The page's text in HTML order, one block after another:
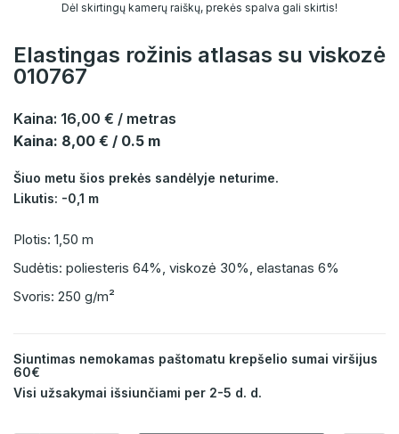
Dėl skirtingų kamerų raiškų, prekės spalva gali skirtis!
Elastingas rožinis atlasas su viskozė
010767
Kaina: 16,00 € / metras
Kaina: 8,00 € / 0.5 m
Šiuo metu šios prekės sandėlyje neturime.
Likutis: -0,1 m
Plotis: 1,50 m
Sudėtis: poliesteris 64%, viskozė 30%, elastanas 6%
Svoris: 250 g/m²
Siuntimas nemokamas paštomatu krepšelio sumai viršijus
60€
Visi užsakymai išsiunčiami per 2-5 d. d.